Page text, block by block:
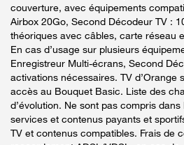
couverture, avec équipements
Airbox 20Go, Second Décodeur TV :
théoriques avec câbles, carte réseau
En cas d’usage sur plusieurs
Enregistreur Multi-écrans, Second
activations nécessaires. TV d’Orange
accès au Bouquet Basic. Liste des
d’évolution. Ne sont pas compris
services et contenus payants et
TV et contenus compatibles. Frais de